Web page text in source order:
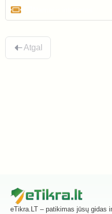
Atgal
eTikra.LT – patikimas jūsų gidas